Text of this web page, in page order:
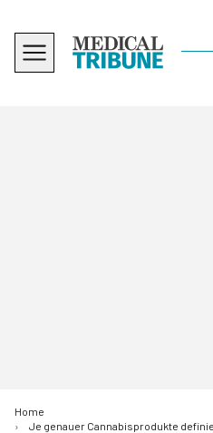
Home
Je genauer Cannabisprodukte